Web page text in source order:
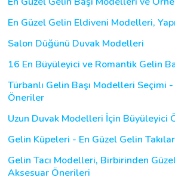
En Güzel Gelin Eldiveni Modelleri,
Salon Düğünü Duvak Modelleri
16 En Büyüleyici ve Romantik Gelin
Türbanlı Gelin Başı Modelleri Seçimi
Öneriler
Uzun Duvak Modelleri İçin Büyüleyici
Gelin Küpeleri - En Güzel Gelin
Gelin Tacı Modelleri, Birbirinden
Aksesuar Önerileri